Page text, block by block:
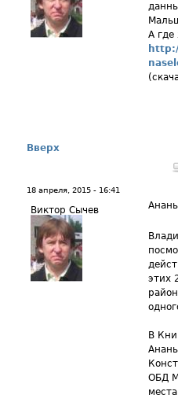
А где
Вверх
18 апреля, 2015 - 16:41
Виктор Сычев
этих
В
ОБД